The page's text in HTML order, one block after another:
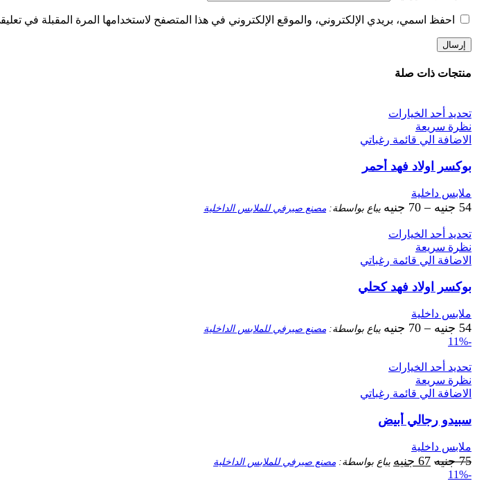
احفظ اسمي، بريدي الإلكتروني، والموقع الإلكتروني في هذا المتصفح لاستخدامها المرة المقبلة في
منتجات ذات صلة
تحديد أحد الخيارات
نظرة سريعة
الاضافة الي قائمة رغباتي
بوكسر اولاد فهد أحمر
ملابس داخلية
54 جنيه –
70 جنيه يباع بواسطة: مصنع صيرفي للملابس الداخلية
تحديد أحد الخيارات
نظرة سريعة
الاضافة الي قائمة رغباتي
بوكسر اولاد فهد كحلي
ملابس داخلية
54 جنيه –
70 جنيه يباع بواسطة: مصنع صيرفي للملابس الداخلية
-11%
تحديد أحد الخيارات
نظرة سريعة
الاضافة الي قائمة رغباتي
سبيدو رجالي أبيض
ملابس داخلية
75 جنيه السعر
67 جنيه السعر
يباع بواسطة: مصنع صيرفي للملابس الداخلية
-11%